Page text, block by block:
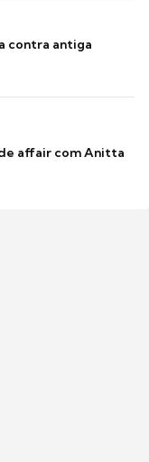
contra antiga
affair com Anitta